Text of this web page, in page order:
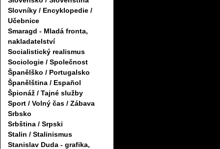
Slovníky / Encyklopedie /
Učebnice
Smaragd - Mladá fronta,
nakladatelství
Socialistický realismus
Sociologie / Společnost
Španělško / Portugalsko
Španělština / Español
Špionáž / Tajné služby
Sport / Volný čas / Zábava
Srbsko
Srbština / Srpski
Stalin / Stalinismus
Stanislav Duda - grafika,